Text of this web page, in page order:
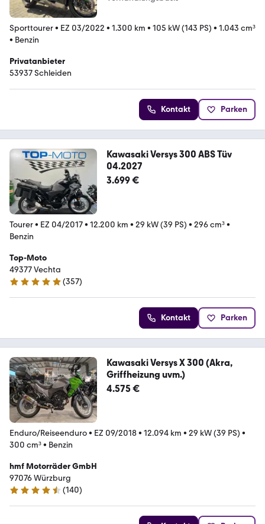
Sporttourer• EZ 03/2022 • 1.300 km • 105 kW (143 PS) • 1.043 cm³
• Benzin
Privatanbieter
53937 Schleiden
Kontakt Parken
Kawasaki Versys 300 ABS Tüv
04.2027
3.699 €
Tourer• EZ 04/2017• 12.200 km • 29 kW (39 PS) • 296 cm³•
Benzin
Top-Moto
49377 Vechta
4.8 Sterne
(357)
Kontakt Parken
Kawasaki Versys X 300 (Akra,
Griffheizung uvm.)
4.575 €
Enduro/Reiseenduro• EZ 09/2018• 12.094 km • 29 kW (39 PS) •
300 cm³• Benzin
hmf Motorräder GmbH
97076 Würzburg
4.7 Sterne
(140)